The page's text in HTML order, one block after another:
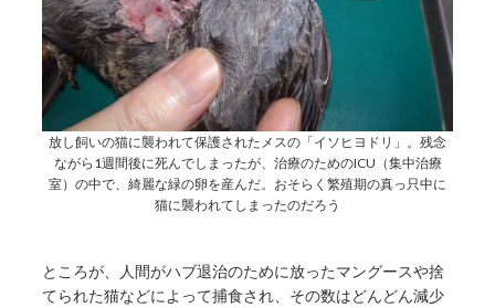
放し飼いの猫に襲われて保護されたメスの「イソヒヨドリ」。残念
ながら1週間後に死んでしまったが、治療のためのICU（集中治療
室）の中で、綺麗な緑の卵を産んだ。おそらく繁殖期の真っ只中に
猫に襲われてしまったのだろう
ところが、人間がハブ退治のために放ったマングースや捨
てられた猫などによって捕食され、その数はどんどん減少